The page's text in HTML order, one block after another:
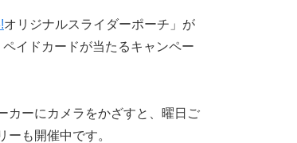
オリジナルスライダーポーチ」が
イドカードが当たるキャンペー
カーにカメラをかざすと、曜日ご
も開催中です。